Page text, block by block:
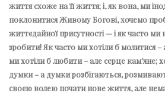
життя схоже на її життя; і, як вона, ми
поклонитися Живому Богові, хочемо
життєдайної присутності — і як часто
зробити! Як часто ми хотіли б молитися
ми хотіли б любити – але серце кам’яне;
думки – а думки розбігаються,
своєю волею почати нове життя, але